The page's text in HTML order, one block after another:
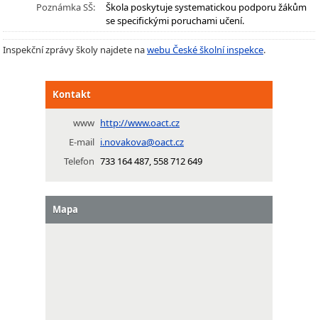
Poznámka SŠ:
Škola poskytuje systematickou podporu žákům
se specifickými poruchami učení.
Inspekční zprávy školy najdete nawebu České školní inspekce.
Kontakt
www http://www.oact.cz
E-mail i.novakova@oact.cz
Telefon 733 164 487, 558 712 649
Mapa